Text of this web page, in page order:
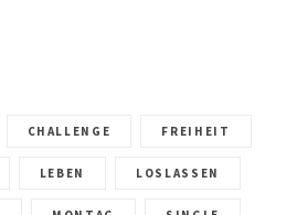
CHALLENGE FREIHEIT
LEBEN LOSLASSEN